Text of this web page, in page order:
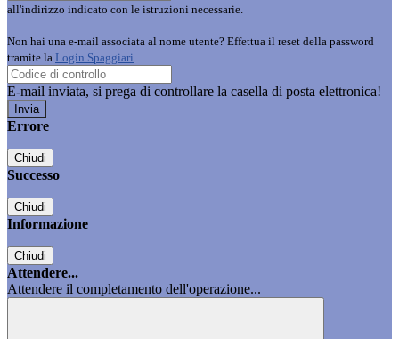
all'indirizzo indicato con le istruzioni necessarie.
Non hai una e-mail associata al nome utente? Effettua il reset della password
tramite la Login Spaggiari
E-mail inviata, si prega di controllare la casella di posta elettronica!
Errore
Chiudi
Successo
Chiudi
Informazione
Chiudi
Attendere...
Attendere il completamento dell'operazione...